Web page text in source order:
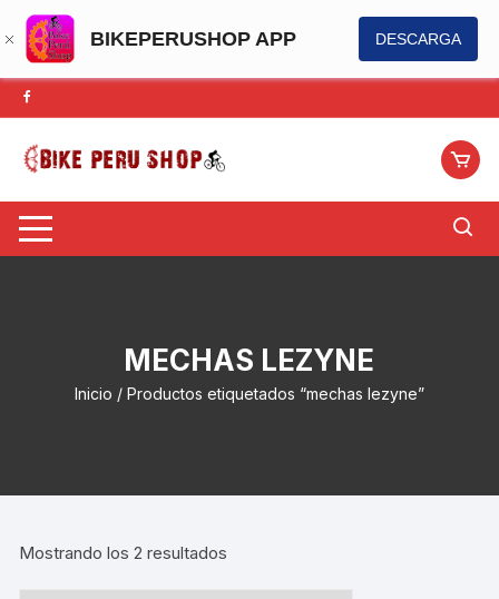
BIKEPERUSHOP APP DESCARGA
Saltar
al
contenido
MECHAS LEZYNE
Inicio / Productos etiquetados “mechas lezyne”
Mostrando los 2 resultados